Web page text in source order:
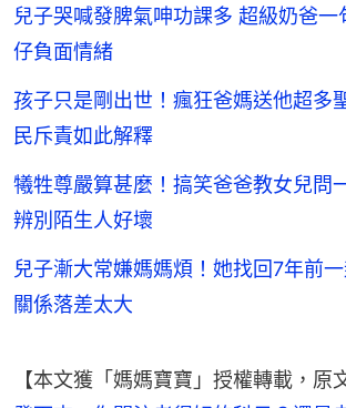
兒子哭喊發脾氣呻功課多 超級奶爸一
仔負面情緒
孩子只是剛出世！瘋狂爸媽送他超
民斥責如此解釋
犧牲尊嚴算甚麼！搞笑爸爸教女兒
辨別陌生人好壞
兒子漸大常嫌媽媽煩！她找回7年前
關係落差太大
【本文獲「媽媽寶寶」授權轉載，原